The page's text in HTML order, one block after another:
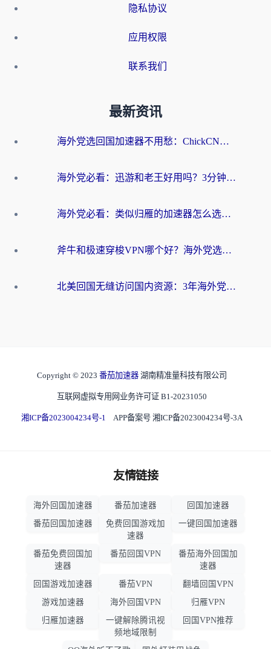
隐私协议
应用权限
联系我们
最新资讯
海外党选回国加速器不用愁：ChickCN和洞见哪个好？一篇搞定所有疑问
海外党必看：迅游和老王好用吗？3分钟选对加速国内网络的加速器
海外党必看：类似归雁的加速器怎么选？一篇搞定无缝访问国内资源
斧牛和极速穿梭VPN哪个好？海外党选回国加速器必看的真实对比与避坑指南
北美回国无缝访问国内资源：3年海外党亲测的加速器选择指南
Copyright © 2023 番茄加速器 湖南精准量科技有限公司
互联网虚拟专用网业务许可证 B1-20231050
湘ICP备2023004234号-1 APP备案号 湘ICP备2023004234号-3A
友情链接
海外回国加速器 番茄加速器
回国加速器
番茄回国加速器
免费回国游戏加
速器
一键回国加速器
番茄免费回国加
速器
番茄回国VPN
番茄海外回国加
速器
回国游戏加速器
番茄VPN
翻墙回国VPN
游戏加速器
海外回国VPN
归雁VPN
归雁加速器
一键解除腾讯视
频地域限制
回国VPN推荐